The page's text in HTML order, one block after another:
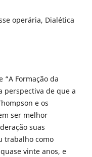
operária, Dialética
“A Formação da
perspectiva de que a
e os
ser melhor
suas
trabalho como
vinte anos, e